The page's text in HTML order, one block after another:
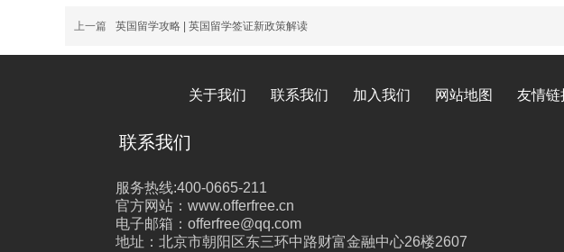
上一篇 英国留学攻略 | 英国留学签证新政策解读
关于我们 联系我们 加入我们 网站地图 友情链
服务热线:400-0665-211
官方网站：www.offerfree.cn
电子邮箱：offerfree@qq.com
地址：北京市朝阳区东三环中路财富金融中心26楼2607
联系我们